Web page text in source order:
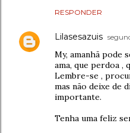
RESPONDER
Lilasesazuis
My, amanhã pode
ama, que perdoa ,
Lembre-se ,
mas não deixe de
importante.
Tenha uma feliz